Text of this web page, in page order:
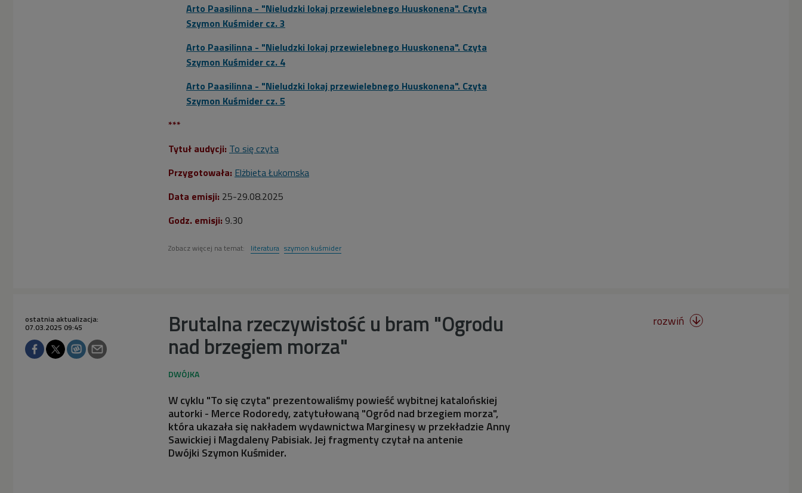
Arto Paasilinna - "Nieludzki lokaj przewielebnego Huuskonena". Czyta
Szymon Kuśmider cz. 3
Arto Paasilinna - "Nieludzki lokaj przewielebnego Huuskonena". Czyta
Szymon Kuśmider cz. 4
Arto Paasilinna - "Nieludzki lokaj przewielebnego Huuskonena". Czyta
Szymon Kuśmider cz. 5
***
Tytuł audycji: To się czyta
Przygotowała: Elżbieta Łukomska
Data emisji: 25-29.08.2025
Godz. emisji: 9.30
Zobacz więcej na temat: literatura szymon kuśmider
Brutalna rzeczywistość u bram "Ogrodu
nad brzegiem morza"
ostatnia aktualizacja:
07.03.2025 09:45
W cyklu "To się czyta" prezentowaliśmy powieść wybitnej katalońskiej
autorki - Merce Rodoredy, zatytułowaną "Ogród nad brzegiem morza",
która ukazała się nakładem wydawnictwa Marginesy w przekładzie Anny
Sawickiej i Magdaleny Pabisiak. Jej fragmenty czytał na antenie
Dwójki Szymon Kuśmider.
rozwiń 